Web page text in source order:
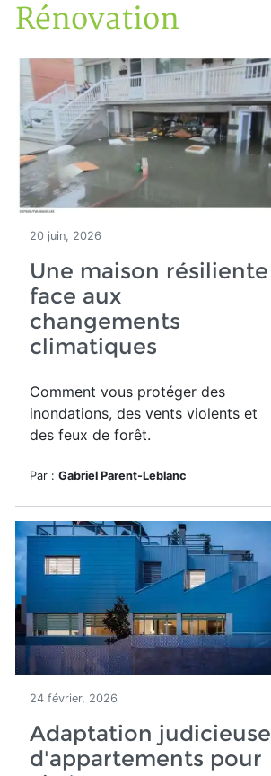
Accueil
Articles
Rénovation
Rénovation
20 juin, 2026
Une maison résiliente
face aux
changements
climatiques
Comment vous protéger des
inondations, des vents violents et
des feux de forêt.
Par : Gabriel Parent-Leblanc
24 février, 2026
Adaptation judicieuse
d'appartements pour